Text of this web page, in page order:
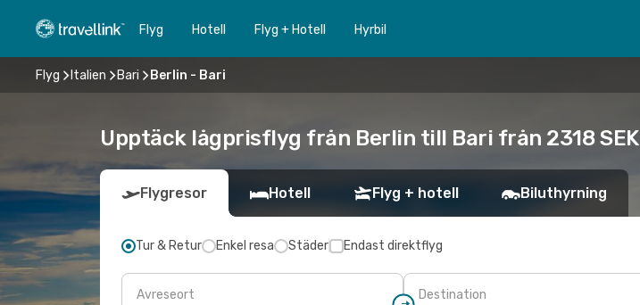
Flyg Hotell Flyg + Hotell Hyrbil
Flyg Italien Bari Berlin - Bari
Upptäck lågprisflyg från Berlin till Bari från 2318 SEK
Flygresor Hotell Flyg + hotell Biluthyrning
Tur & Retur Enkel resa Städer Endast direktflyg
Avreseort Destination